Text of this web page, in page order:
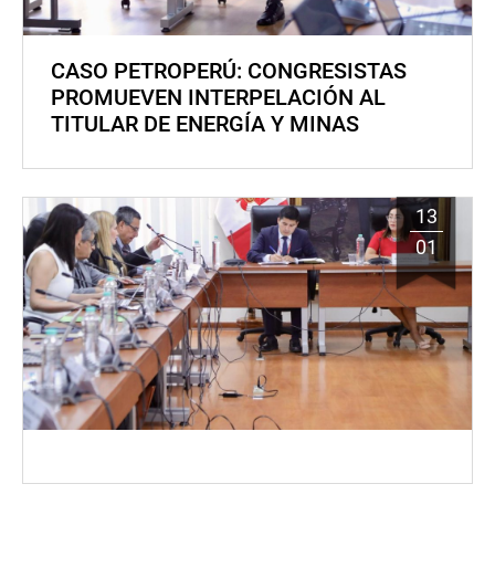
CASO PETROPERÚ: CONGRESISTAS
PROMUEVEN INTERPELACIÓN AL
TITULAR DE ENERGÍA Y MINAS
13
01